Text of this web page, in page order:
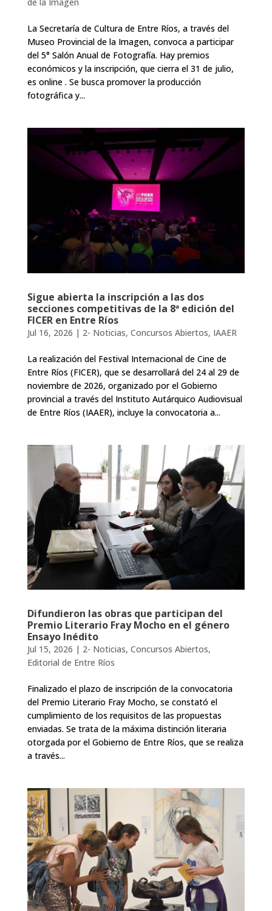
La Secretaría de Cultura de Entre Ríos, a través del
Museo Provincial de la Imagen, convoca a participar
del 5° Salón Anual de Fotografía. Hay premios
económicos y la inscripción, que cierra el 31 de julio,
es online . Se busca promover la producción
fotográfica y...
Sigue abierta la inscripción a las dos
secciones competitivas de la 8ª edición del
FICER en Entre Ríos
Jul 16, 2026 | 2- Noticias, Concursos Abiertos, IAAER
La realización del Festival Internacional de Cine de
Entre Ríos (FICER), que se desarrollará del 24 al 29 de
noviembre de 2026, organizado por el Gobierno
provincial a través del Instituto Autárquico Audiovisual
de Entre Ríos (IAAER), incluye la convocatoria a...
Difundieron las obras que participan del
Premio Literario Fray Mocho en el género
Ensayo Inédito
Jul 15, 2026 | 2- Noticias, Concursos Abiertos,
Editorial de Entre Ríos
Finalizado el plazo de inscripción de la convocatoria
del Premio Literario Fray Mocho, se constató el
cumplimiento de los requisitos de las propuestas
enviadas. Se trata de la máxima distinción literaria
otorgada por el Gobierno de Entre Ríos, que se realiza
a través...